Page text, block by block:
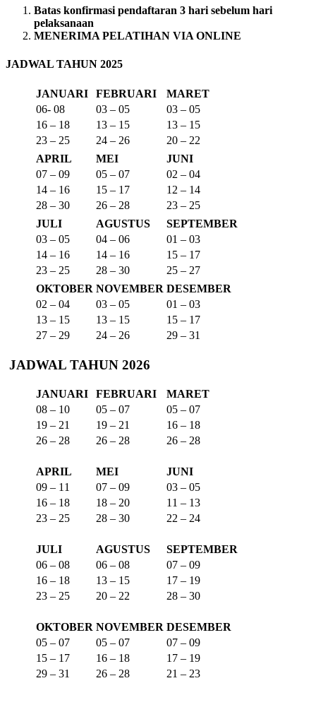
Batas konfirmasi pendaftaran 3 hari sebelum hari
pelaksanaan
MENERIMA PELATIHAN VIA ONLINE
JADWAL TAHUN 2025
JANUARI FEBRUARI
MARET
06- 08
03 – 05
03 – 05
16 – 18
13 – 15
13 – 15
23 – 25
24 – 26
20 – 22
APRIL
MEI
JUNI
07 – 09
05 – 07
02 – 04
14 – 16
15 – 17
12 – 14
28 – 30
26 – 28
23 – 25
JULI
AGUSTUS
SEPTEMBER
03 – 05
04 – 06
01 – 03
14 – 16
14 – 16
15 – 17
23 – 25
28 – 30
25 – 27
OKTOBER NOVEMBER DESEMBER
02 – 04
03 – 05
01 – 03
13 – 15
13 – 15
15 – 17
27 – 29
24 – 26 29 – 31
JADWAL TAHUN 2026
JANUARI FEBRUARI
MARET
08 – 10
05 – 07
05 – 07
19 – 21
19 – 21
16 – 18
26 – 28
26 – 28 26 – 28
APRIL MEI
JUNI
09 – 11
07 – 09
03 – 05
16 – 18
18 – 20
11 – 13
23 – 25
28 – 30 22 – 24
JULI AGUSTUS
SEPTEMBER
06 – 08
06 – 08
07 – 09
16 – 18
13 – 15
17 – 19
23 – 25
20 – 22 28 – 30
OKTOBER NOVEMBER DESEMBER
05 – 07
05 – 07
07 – 09
15 – 17
16 – 18
17 – 19
29 – 31
26 – 28 21 – 23